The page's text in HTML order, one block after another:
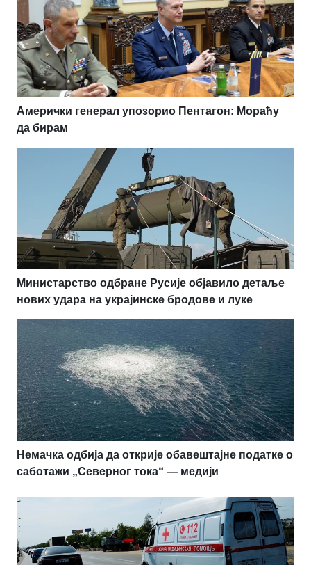
Амерички генерал упозорио Пентагон: Мораћу
да бирам
Министарство одбране Русије објавило детаље
нових удара на украјинске бродове и луке
Немачка одбија да открије обавештајне податке о
саботажи „Северног тока“ — медији